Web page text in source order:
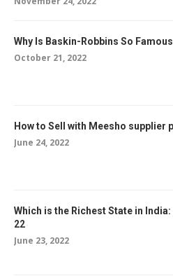
Why Is Baskin-Robbins So
October 21, 2022
How to Sell with Meesho supplier
June 24, 2022
Which is the Richest State in India:
22
June 23, 2022